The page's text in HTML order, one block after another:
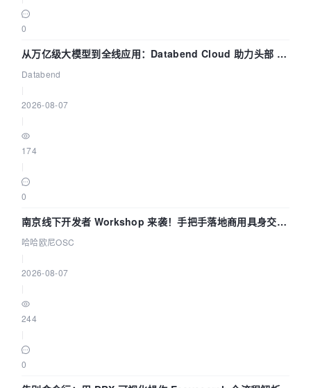
0
从万亿级大模型到全线应用：Databend Cloud 助力头部 AI
企业构建全链路 Trace 数据管道
Databend
2026-08-07
174
0
南京线下开发者 Workshop 来袭！手把手落地商用具身交互
智能 Agent 应用
哈哈欧尼OSC
2026-08-07
244
0